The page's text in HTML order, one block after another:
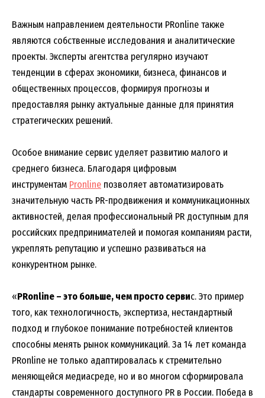
Важным направлением деятельности PRonline также
являются собственные исследования и аналитические
проекты. Эксперты агентства регулярно изучают
тенденции в сферах экономики, бизнеса, финансов и
общественных процессов, формируя прогнозы и
предоставляя рынку актуальные данные для принятия
стратегических решений.
Особое внимание сервис уделяет развитию малого и
среднего бизнеса. Благодаря цифровым
инструментам Pronline позволяет автоматизировать
значительную часть PR-продвижения и коммуникационных
активностей, делая профессиональный PR доступным для
российских предпринимателей и помогая компаниям расти,
укреплять репутацию и успешно развиваться на
конкурентном рынке.
«PRonline – это больше, чем просто сервис. Это пример
того, как технологичность, экспертиза, нестандартный
подход и глубокое понимание потребностей клиентов
способны менять рынок коммуникаций. За 14 лет команда
PRonline не только адаптировалась к стремительно
меняющейся медиасреде, но и во многом сформировала
стандарты современного доступного PR в России. Победа в